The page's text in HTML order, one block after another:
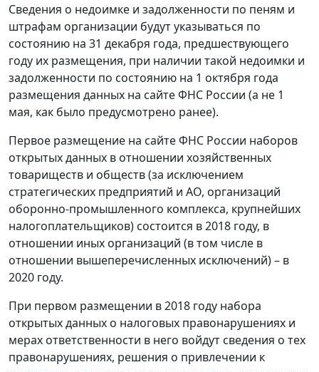
Сведения о недоимке и задолженности по пеням и
штрафам организации будут указываться по
состоянию на 31 декабря года, предшествующего
году их размещения, при наличии такой недоимки и
задолженности по состоянию на 1 октября года
размещения данных на сайте ФНС России (а не 1
мая, как было предусмотрено ранее).
Первое размещение на сайте ФНС России наборов
открытых данных в отношении хозяйственных
товариществ и обществ (за исключением
стратегических предприятий и АО, организаций
оборонно-промышленного комплекса, крупнейших
налогоплательщиков) состоится в 2018 году, в
отношении иных организаций (в том числе в
отношении вышеперечисленных исключений) – в
2020 году.
При первом размещении в 2018 году набора
открытых данных о налоговых правонарушениях и
мерах ответственности в него войдут сведения о тех
правонарушениях, решения о привлечении к